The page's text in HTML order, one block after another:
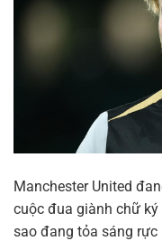
Manchester United
cuộc đua giành chữ
sao đang tỏa sáng rực